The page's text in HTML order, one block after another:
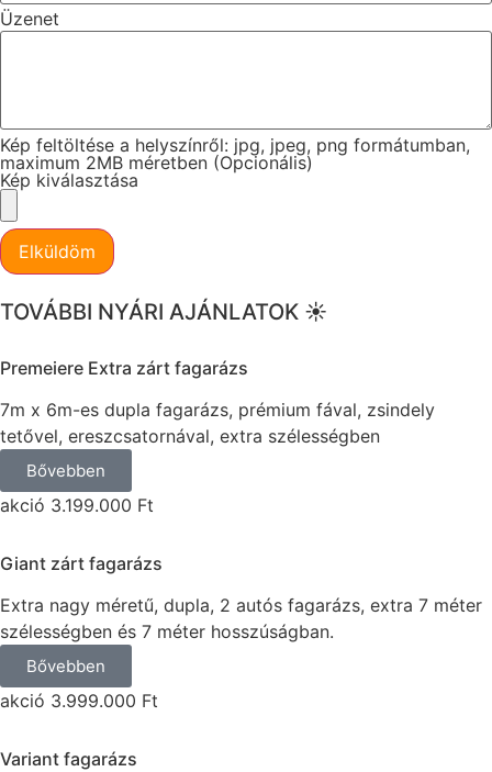
Üzenet
Kép feltöltése a helyszínről: jpg, jpeg, png formátumban,
maximum 2MB méretben (Opcionális)
Kép kiválasztása
Elküldöm
TOVÁBBI NYÁRI AJÁNLATOK ☀️
Premeiere Extra zárt fagarázs
7m x 6m-es dupla fagarázs, prémium fával, zsindely
tetővel, ereszcsatornával, extra szélességben
Bővebben
akció 3.199.000 Ft
Giant zárt fagarázs
Extra nagy méretű, dupla, 2 autós fagarázs, extra 7 méter
szélességben és 7 méter hosszúságban.
Bővebben
akció 3.999.000 Ft
Variant fagarázs